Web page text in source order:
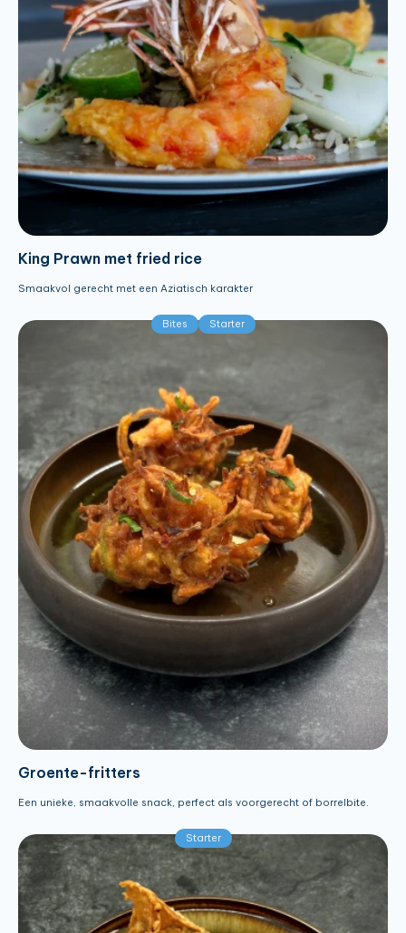
King Prawn met fried rice
Smaakvol gerecht met een Aziatisch karakter
Bites Starter
Groente-fritters
Een unieke, smaakvolle snack, perfect als voorgerecht of borrelbite.
Starter